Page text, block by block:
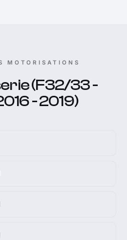
MOTORISATIONS
(F32/33 -
- 2019)